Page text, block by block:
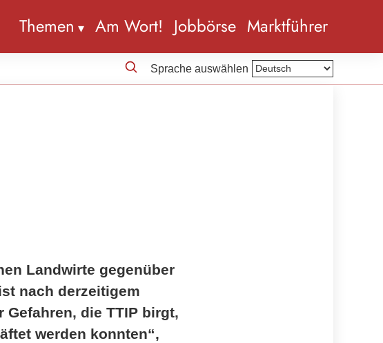
Themen Am Wort! Jobbörse Marktführer
Sprache auswählen
Landwirte gegenüber
nach derzeitigem
die TTIP birgt,
werden konnten“,